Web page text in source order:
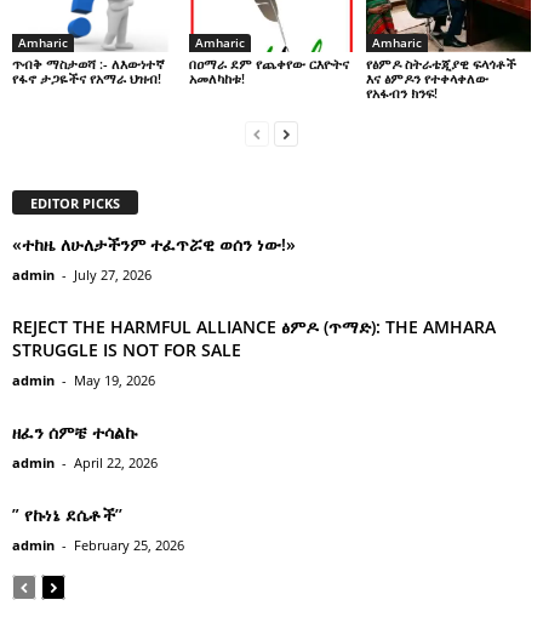
Amharic
ጥብቅ ማስታወሻ :- ለእውነተኛ
የፋኖ ታጋዬችና የአማራ ህዝብ!
Amharic
በዐማራ ደም የጨቀየው ርእዮትና
አመለካከቱ!
Amharic
የፅምዶ ስትራቴጂያዊ ፍላጎቶች
እና ፅምዶን የተቀላቀለው
የአፋብን ክንፍ!
EDITOR PICKS
«ተከዜ ለሁለታችንም ተፈጥሯዊ ወሰን ነው!»
admin - July 27, 2026
REJECT THE HARMFUL ALLIANCE ፅምዶ (ጥማድ): THE AMHARA
STRUGGLE IS NOT FOR SALE
admin - May 19, 2026
ዘፈን ሰምቼ ተሳልኩ
admin - April 22, 2026
” የኩነኔ ደሴቶች’’
admin - February 25, 2026